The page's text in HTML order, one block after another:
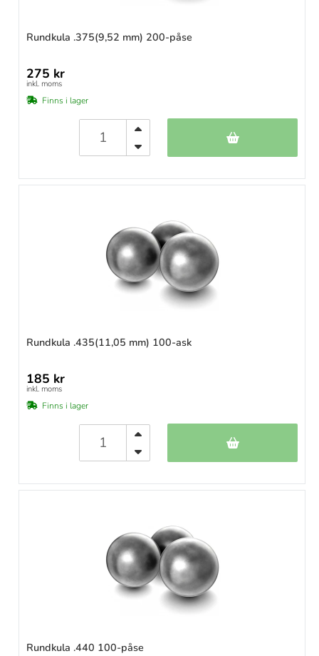
Rundkula .375(9,52 mm) 200-påse
275 kr
inkl. moms
Finns i lager
Rundkula .435(11,05 mm) 100-ask
185 kr
inkl. moms
Finns i lager
Rundkula .440 100-påse